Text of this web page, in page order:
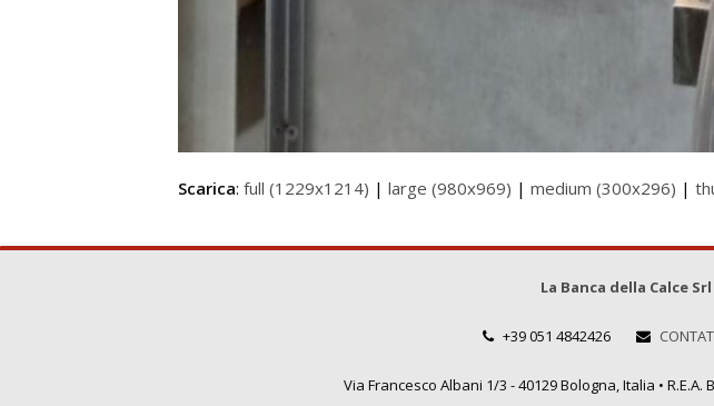
Scarica: full (1229x1214) | large (980x969) | medium (300x296) |
La Banca della Calce Srl
+39 051 4842426
Via Francesco Albani 1/3 - 40129 Bologna, Italia • R.E.A.